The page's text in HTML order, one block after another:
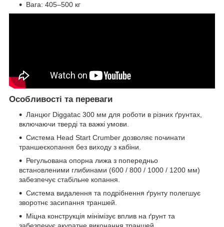
Вага: 405–500 кг
Особливості та переваги
Ланцюг Diggatac 300 мм для роботи в різних ґрунтах,
включаючи тверді та важкі умови.
Система Head Start Crumber дозволяє починати
траншеєкопання без виходу з кабіни.
Регульована опорна лижа з попередньо
встановленими глибинами (600 / 800 / 1000 / 1200 мм)
забезпечує стабільне копання.
Система видалення та подрібнення ґрунту полегшує
зворотнє засипання траншей.
Міцна конструкція мінімізує вплив на ґрунт та